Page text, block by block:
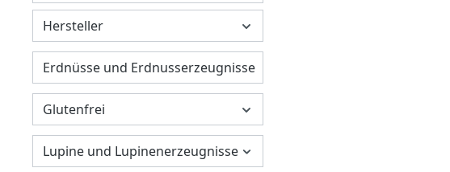
Hersteller
Erdnüsse und Erdnusserzeugnisse
Glutenfrei
Lupine und Lupinenerzeugnisse